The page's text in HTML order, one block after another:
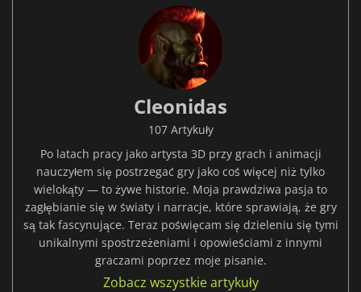
Cleonidas
107 Artykuły
Po latach pracy jako artysta 3D przy grach i animacji
nauczyłem się postrzegać gry jako coś więcej niż tylko
wielokąty — to żywe historie. Moja prawdziwa pasja to
zagłębianie się w światy i narracje, które sprawiają, że gry
są tak fascynujące. Teraz poświęcam się dzieleniu się tymi
unikalnymi spostrzeżeniami i opowieściami z innymi
graczami poprzez moje pisanie.
Zobacz wszystkie artykuły